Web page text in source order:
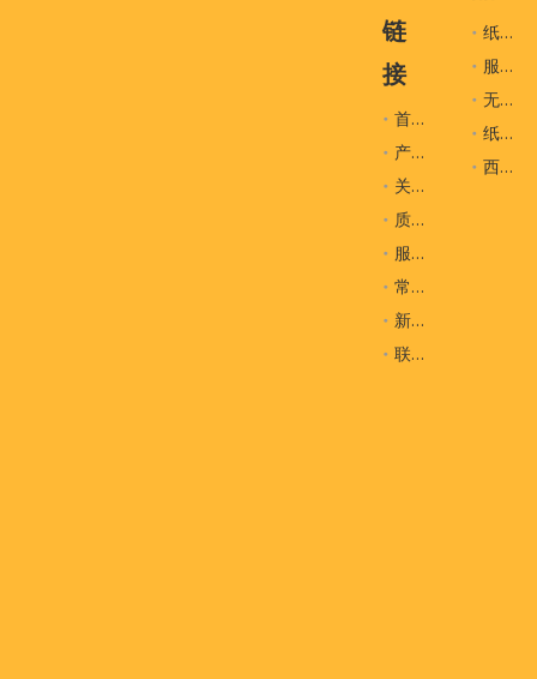
链
接
首页
产品
关于我们
质量控制
服务
常问问题
新闻
联系我们
纸袋
服装辅料
无纺布袋
纸盒
西装袋